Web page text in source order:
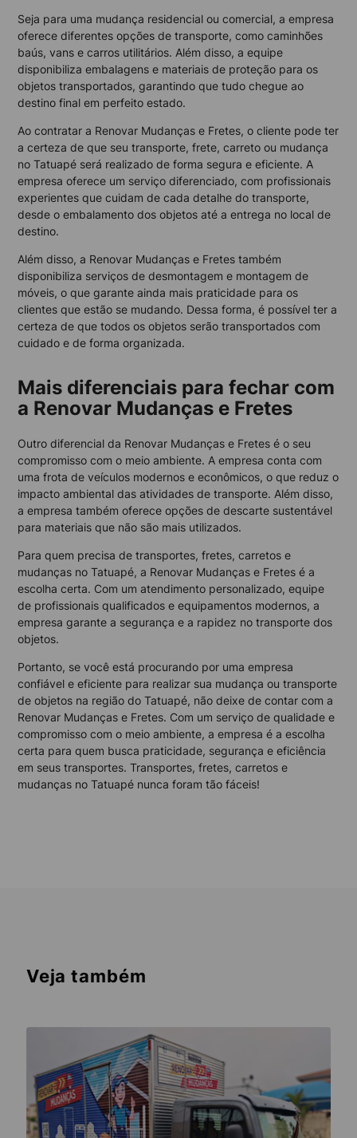
Seja para uma mudança residencial ou comercial, a empresa
oferece diferentes opções de transporte, como caminhões
baús, vans e carros utilitários. Além disso, a equipe
disponibiliza embalagens e materiais de proteção para os
objetos transportados, garantindo que tudo chegue ao
destino final em perfeito estado.
Ao contratar a Renovar Mudanças e Fretes, o cliente pode ter
a certeza de que seu transporte, frete, carreto ou mudança
no Tatuapé será realizado de forma segura e eficiente. A
empresa oferece um serviço diferenciado, com profissionais
experientes que cuidam de cada detalhe do transporte,
desde o embalamento dos objetos até a entrega no local de
destino.
Além disso, a Renovar Mudanças e Fretes também
disponibiliza serviços de desmontagem e montagem de
móveis, o que garante ainda mais praticidade para os
clientes que estão se mudando. Dessa forma, é possível ter a
certeza de que todos os objetos serão transportados com
cuidado e de forma organizada.
Mais diferenciais para fechar com
a Renovar Mudanças e Fretes
Outro diferencial da Renovar Mudanças e Fretes é o seu
compromisso com o meio ambiente. A empresa conta com
uma frota de veículos modernos e econômicos, o que reduz o
impacto ambiental das atividades de transporte. Além disso,
a empresa também oferece opções de descarte sustentável
para materiais que não são mais utilizados.
Para quem precisa de transportes, fretes, carretos e
mudanças no Tatuapé, a Renovar Mudanças e Fretes é a
escolha certa. Com um atendimento personalizado, equipe
de profissionais qualificados e equipamentos modernos, a
empresa garante a segurança e a rapidez no transporte dos
objetos.
Portanto, se você está procurando por uma empresa
confiável e eficiente para realizar sua mudança ou transporte
de objetos na região do Tatuapé, não deixe de contar com a
Renovar Mudanças e Fretes. Com um serviço de qualidade e
compromisso com o meio ambiente, a empresa é a escolha
certa para quem busca praticidade, segurança e eficiência
em seus transportes. Transportes, fretes, carretos e
mudanças no Tatuapé nunca foram tão fáceis!
Veja também